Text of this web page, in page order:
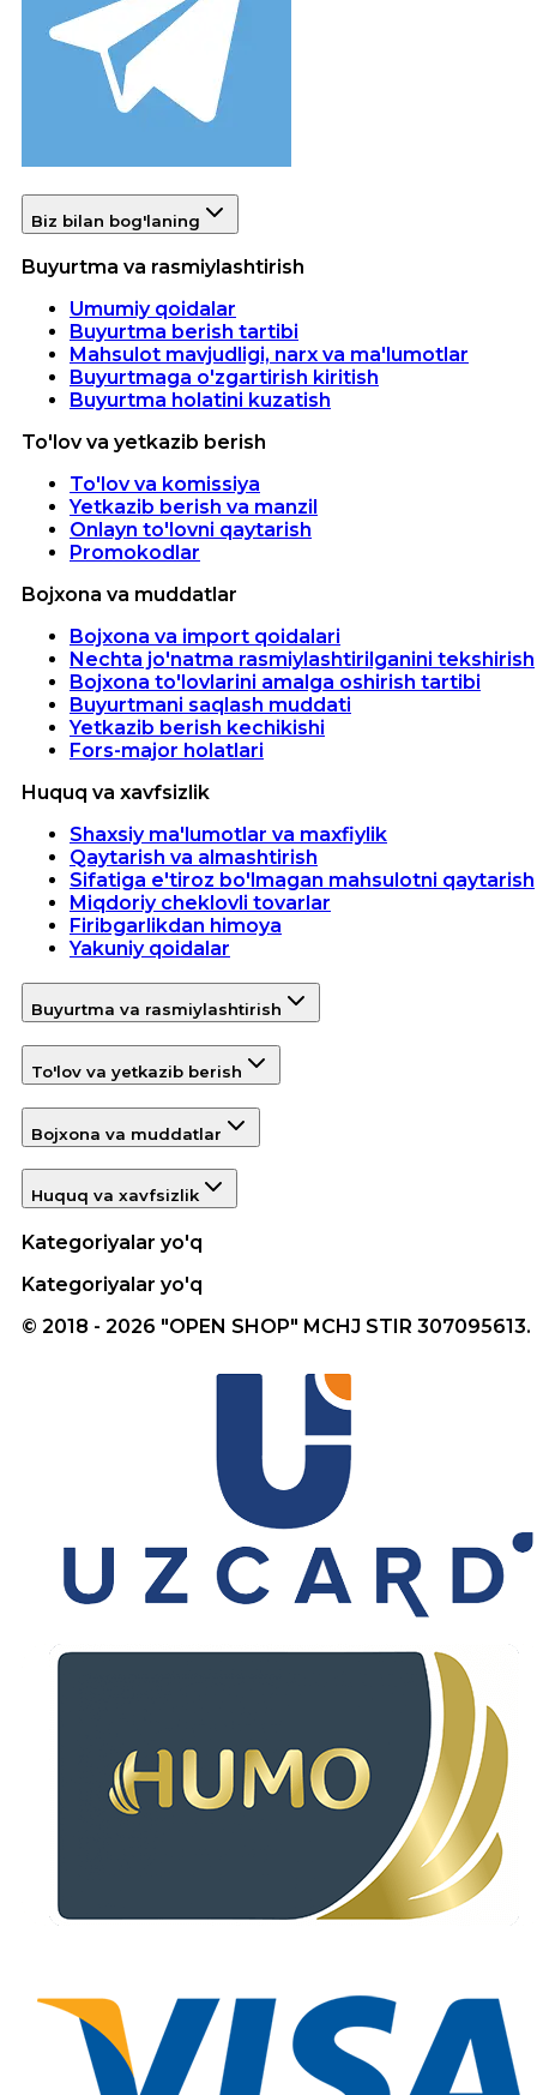
Biz bilan bog'laning
Buyurtma va rasmiylashtirish
Umumiy qoidalar
Buyurtma berish tartibi
Mahsulot mavjudligi, narx va ma'lumotlar
Buyurtmaga o'zgartirish kiritish
Buyurtma holatini kuzatish
To'lov va yetkazib berish
To'lov va komissiya
Yetkazib berish va manzil
Onlayn to'lovni qaytarish
Promokodlar
Bojxona va muddatlar
Bojxona va import qoidalari
Nechta jo'natma rasmiylashtirilganini tekshirish
Bojxona to'lovlarini amalga oshirish tartibi
Buyurtmani saqlash muddati
Yetkazib berish kechikishi
Fors-major holatlari
Huquq va xavfsizlik
Shaxsiy ma'lumotlar va maxfiylik
Qaytarish va almashtirish
Sifatiga e'tiroz bo'lmagan mahsulotni qaytarish
Miqdoriy cheklovli tovarlar
Firibgarlikdan himoya
Yakuniy qoidalar
Buyurtma va rasmiylashtirish
To'lov va yetkazib berish
Bojxona va muddatlar
Huquq va xavfsizlik
Kategoriyalar yo'q
Kategoriyalar yo'q
© 2018 - 2026 "OPEN SHOP" MCHJ STIR 307095613.